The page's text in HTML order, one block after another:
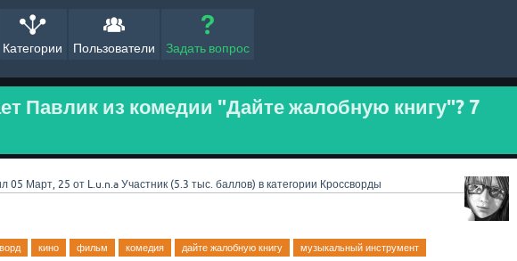
Категории Пользователи Задать вопрос
Павлик из комедии "Дайте жалобную книгу"? 7
05 Март, 25 от L.u.n.a Участник (5.3 тыс. баллов) в категории Кроссворды
кино фильм комедия дайте жалобную книгу музыкальный инструмент